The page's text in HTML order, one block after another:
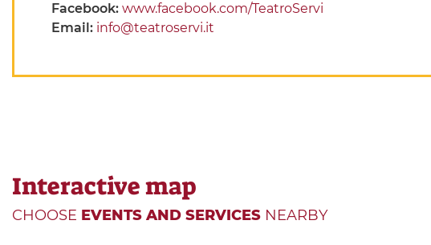
Facebook: www.facebook.com/TeatroServi
Email: info@teatroservi.it
Interactive map
CHOOSE EVENTS AND SERVICES NEARBY